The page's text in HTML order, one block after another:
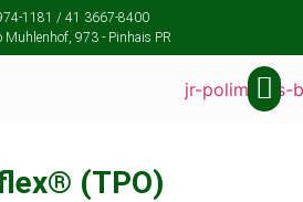
1181 / 41 3667-8400
Muhlenhof, 973 - Pinhais PR
(TPO)